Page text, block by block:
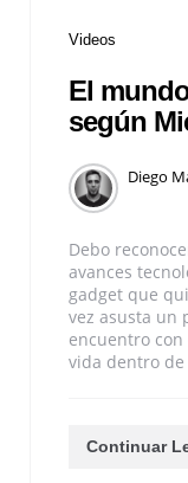
Videos
El
según
Diego
Debo
avances
gadget que
vez asusta un
encuentro
vida dentro de
Continuar